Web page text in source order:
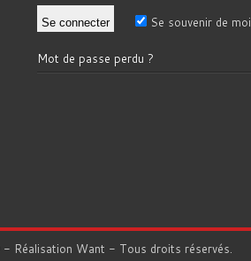
Se souvenir de moi
Mot de passe perdu ?
- Réalisation Want - Tous droits réservés.